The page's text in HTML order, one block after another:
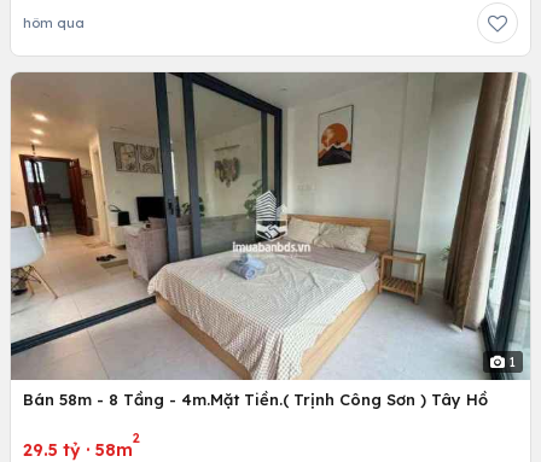
hôm qua
1
Bán 58m - 8 Tầng - 4m.Mặt Tiền.( Trịnh Công Sơn ) Tây Hồ
29.5 tỷ · 58m
2